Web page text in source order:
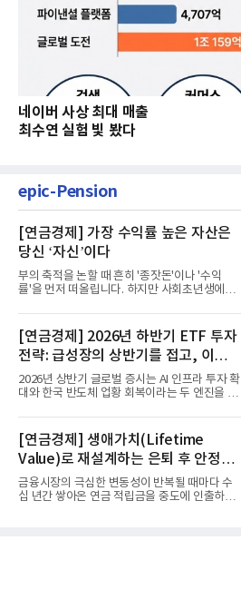
네이버 사상 최대 매출
최수연 실험 빛 봤다
epic-Pension
[연금경제] 가장 수익률 높은 자산은
당신 ‘자신’이다
부의 축적을 논할 때 흔히 '종잣돈'이나 '수익
률'을 먼저 떠올립니다. 하지만 사회초년생에게
[연금경제] 2026년 하반기 ETF 투자
전략: 급성장의 상반기를 접고, 이제
'실적'이 가르는 하반기를 맞다
2026년 상반기 글로벌 증시는 AI 인프라 투자 확
대와 한국 반도체 업황 회복이라는 두 엔진을 달
[연금경제] 생애가치(Lifetime
Value)로 재설계하는 은퇴 후 안정적
생활보장과 평생소득 전략
금융시장의 극심한 변동성이 반복될 때마다 수
십 년간 쌓아온 연금 적립금을 중도에 인출하거